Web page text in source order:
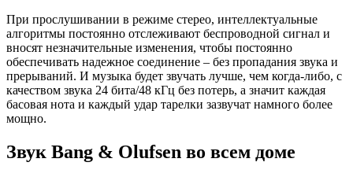
При прослушивании в режиме стерео, интеллектуальные
алгоритмы постоянно отслеживают беспроводной сигнал и
вносят незначительные изменения, чтобы постоянно
обеспечивать надежное соединение – без пропадания звука и
прерываний. И музыка будет звучать лучше, чем когда-либо, с
качеством звука 24 бита/48 кГц без потерь, а значит каждая
басовая нота и каждый удар тарелки зазвучат намного более
мощно.
Звук Bang & Olufsen во всем доме